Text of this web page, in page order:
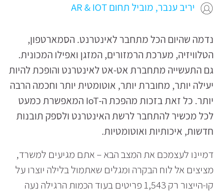
יריב ענבר, מוביל תחום AR & IOT
נדמה שהיום הכל מתחבר לאינטרנט. הסמארטפון,
הטלוויזיה, מערכת הרמזורים, המזגן ואפילו המכונית.
גם התעשייה מתחברת אט-אט לאינטרנט והופכת להיות
יעילה יותר, מחוברת יותר, אוטומטית יותר וחכמה הרבה
יותר. כל זאת בזכות מהפכת ה-IoT המאפשרת כמעט
לכל מכשיר להתחבר לרשת האינטרנט ולספק תובנות
חדשות, איכותיות ואוטומטיות.
דמיינו לעצמכם את המצב הבא – אתם מגיעים למשרד,
מציצים אל לוח הבקרה ומגלים שאתמול בלילה יוצרו על
קו-הייצור רק 1,543 פריטים בעוד הכמות הרגילה נעה